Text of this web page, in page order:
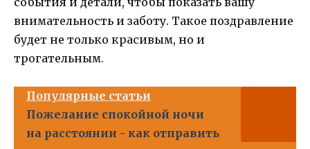
внимательность и заботу. Такое поздравление
будет не только красивым, но и
трогательным.
Популярные статьи
Пожелание спокойной ночи
на расстоянии - как отправить